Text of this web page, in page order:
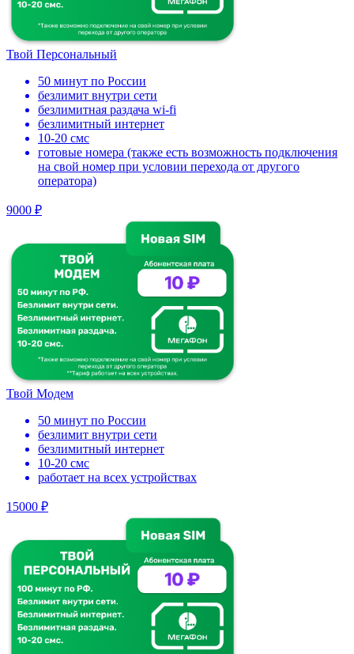
Твой Персональный
50 минут по России
безлимит внутри сети
безлимитная раздача wi-fi
безлимитный интернет
10-20 смс
готовые номера (также есть возможность подключения
на свой номер при условии перехода от другого
оператора)
9000 ₽
Твой Модем
50 минут по России
безлимит внутри сети
безлимитный интернет
10-20 смс
работает на всех устройствах
15000 ₽